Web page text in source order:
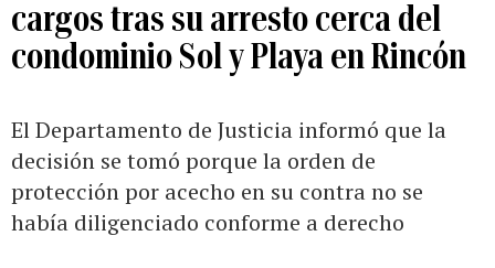
cargos tras su arresto cerca del
condominio Sol y Playa en Rincón
El Departamento de Justicia informó que la
decisión se tomó porque la orden de
protección por acecho en su contra no se
había diligenciado conforme a derecho